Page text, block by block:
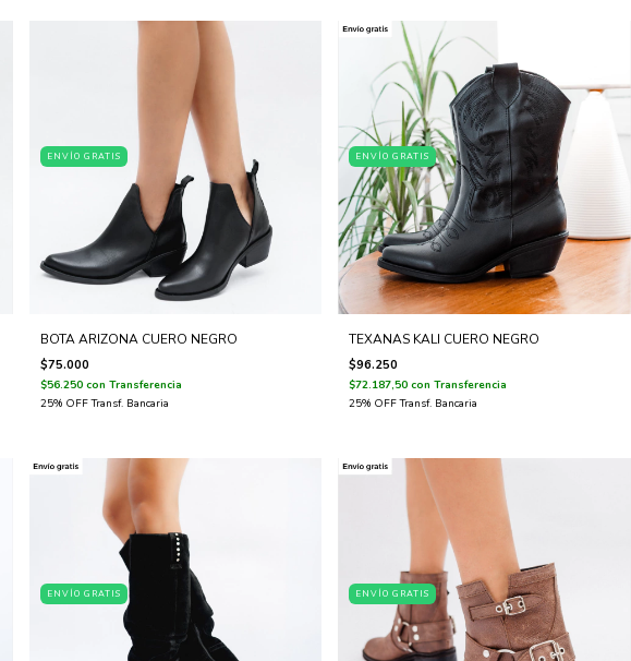
ENVÍO GRATIS
BOTA ARIZONA CUERO NEGRO
$75.000
$56.250 con Transferencia
ENVÍO GRATIS
TEXANAS KALI CUERO NEGRO
$96.250
$72.187,50con Transferencia
ENVÍO GRATIS ENVÍO GRATIS